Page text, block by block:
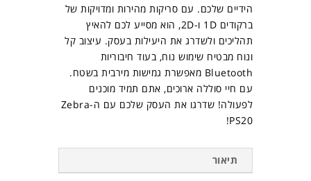
הידיים שלכם. עם סריקות מהירות ומדויקות של
ברקודים 1D ו-2D, הוא מסייע לכם להאיץ
תהליכים ולשדרג את היעילות בעסק. עיצוב קל
ונוח מבטיח שימוש נוח, בעוד חיבוריות
Bluetooth מאפשרת גמישות מירבית בשטח.
עם חיי סוללה ארוכים, אתם תמיד מוכנים
לפעולה! שדרגו את העסק שלכם עם ה-Zebra
PS20!
תיאור